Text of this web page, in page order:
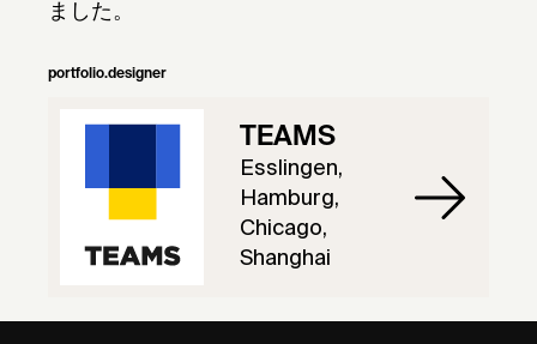
ました。
portfolio.designer
TEAMS
Esslingen,
Hamburg,
Chicago,
Shanghai